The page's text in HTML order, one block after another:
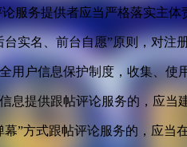
服务提供者应当严格落实主体
台实名、前台自愿”原则，对
全用户信息保护制度，收集、
息提供跟帖评论服务的，应当
幕”方式跟帖评论服务的，应